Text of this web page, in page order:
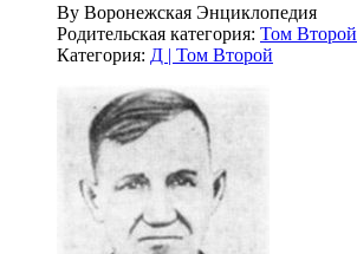
By Воронежская Энциклопедия
Родительская категория: Том Второй
Категория: Д | Том Второй